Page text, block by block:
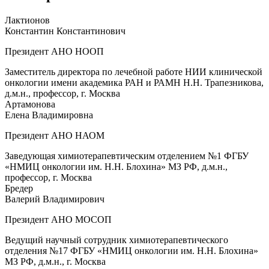
Лактионов
Константин Константинович
Президент АНО НООП
Заместитель директора по лечебной работе НИИ клинической
онкологии имени академика РАН и РАМН Н.Н. Трапезникова,
д.м.н., профессор, г. Москва
Артамонова
Елена Владимировна
Президент АНО НАОМ
Заведующая химиотерапевтическим отделением №1 ФГБУ
«НМИЦ онкологии им. Н.Н. Блохина» МЗ РФ, д.м.н.,
профессор, г. Москва
Бредер
Валерий Владимирович
Президент АНО МОСОП
Ведущий научный сотрудник химиотерапевтического
отделения №17 ФГБУ «НМИЦ онкологии им. Н.Н. Блохина»
МЗ РФ, д.м.н., г. Москва